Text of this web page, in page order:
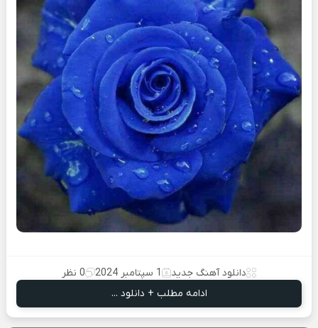
دانلود آهنگ جدید 1 سپتامبر 2024
0 نظر
ادامه مطلب + دانلود ...